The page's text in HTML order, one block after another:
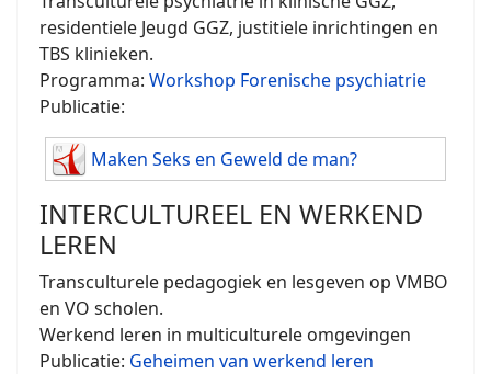
residentiele Jeugd GGZ, justitiele inrichtingen en
TBS klinieken.
Programma: Workshop Forenische psychiatrie
Publicatie:
Maken Seks en Geweld de man?
INTERCULTUREEL EN WERKEND
LEREN
Transculturele pedagogiek en lesgeven op VMBO
en VO scholen.
Werkend leren in multiculturele omgevingen
Publicatie: Geheimen van werkend leren